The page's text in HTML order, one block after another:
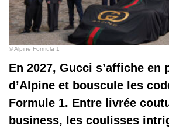
© Alpine Formula 1
En 2027, Gucci s’affiche en
d’Alpine et bouscule les
Formule 1. Entre livrée
business, les coulisses